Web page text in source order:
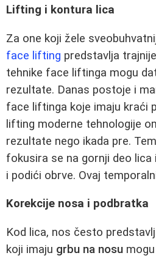
Lifting i kontura lica
Za one koji žele
face lifting predstavlja
tehnike face liftinga mogu
rezultate. Danas postoje i
face liftinga koje imaju kraći
lifting moderne tehnologije
rezultate nego ikada pre.
fokusira se na gornji deo
i podići obrve. Ovaj
Korekcije nosa i podbratka
Kod lica, nos često
koji imaju grbu na nosu